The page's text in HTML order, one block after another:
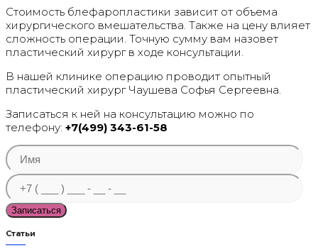
Стоимость блефаропластики зависит от объема
хирургического вмешательства. Также на цену влияет
сложность операции. Точную сумму вам назовет
пластический хирург в ходе консультации.
В нашей клинике операцию проводит опытный
пластический хирург Чаушева Софья Сергеевна.
Записаться к ней на консультацию можно по
телефону: +7(499) 343-61-58
Статьи